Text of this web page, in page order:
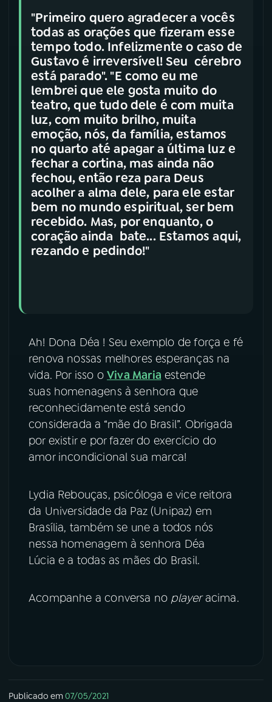
"Primeiro quero agradecer a vocês
todas as orações que fizeram esse
tempo todo. Infelizmente o caso de
Gustavo é irreversível! Seu cérebro
está parado". "E como eu me
lembrei que ele gosta muito do
teatro, que tudo dele é com muita
luz, com muito brilho, muita
emoção, nós, da família, estamos
no quarto até apagar a última luz e
fechar a cortina, mas ainda não
fechou, então reza para Deus
acolher a alma dele, para ele estar
bem no mundo espiritual, ser bem
recebido. Mas, por enquanto, o
coração ainda bate... Estamos aqui,
rezando e pedindo!"
Ah! Dona Déa ! Seu exemplo de força e fé
renova nossas melhores esperanças na
vida. Por isso oViva Maria estende
suas homenagens à senhora que
reconhecidamente está sendo
considerada a “mãe do Brasil”. Obrigada
por existir e por fazer do exercício do
amor incondicional sua marca!
Lydia Rebouças, psicóloga e vice reitora
da Universidade da Paz (Unipaz) em
Brasília, também se une a todos nós
nessa homenagem à senhora Déa
Lúcia e a todas as mães do Brasil.
Acompanhe a conversa no playeracima.
Publicado em07/05/2021